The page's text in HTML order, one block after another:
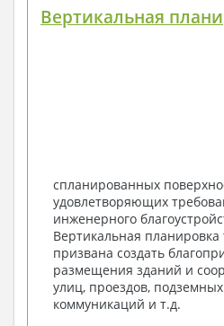
Поэтажные
Разрезы и состав
Фасады с ведомостью
Элементы проемов –
Ведомость перемычек
Архитектурные узлы в
2. Конструктивный раздел:
Общие данные по
Схемы расположения и
Элементы каркаса –
Схема расположения
Опоры перекрытия на
Вертикальная
спланированных
удовлетворяющих
инженерного
Вертикальная
призвана создать
размещения зданий и
улиц, проездов,
коммуникаций и т.д.